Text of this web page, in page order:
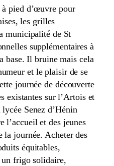
pied d’œuvre pour
les grilles
municipalité de St
supplémentaires à
base. Il bruine mais cela
et le plaisir de se
journée de découverte
existantes sur l’Artois et
Senez d’Hénin
l’accueil et des jeunes
la journée. Acheter des
équitables,
frigo solidaire,